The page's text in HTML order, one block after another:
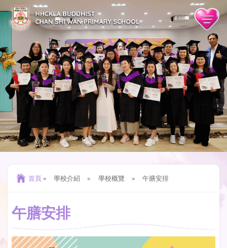
首頁 » 學校介紹 » 學校概覽 » 午膳安排
午膳安排